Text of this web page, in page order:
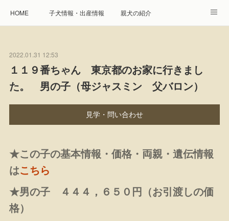
HOME 子犬情報・出産情報 親犬の紹介
遺伝疾患への取り組み Instagram アクセス
プレジール親睦会 特定商取引に基づく表記
2022.01.31 12:53
１１９番ちゃん 東京都のお家に行きまし
た。 男の子（母ジャスミン 父バロン）
見学・問い合わせ
★この子の基本情報・価格・両親・遺伝情報
はこちら
★男の子 ４４４，６５０円（お引渡しの価
格）